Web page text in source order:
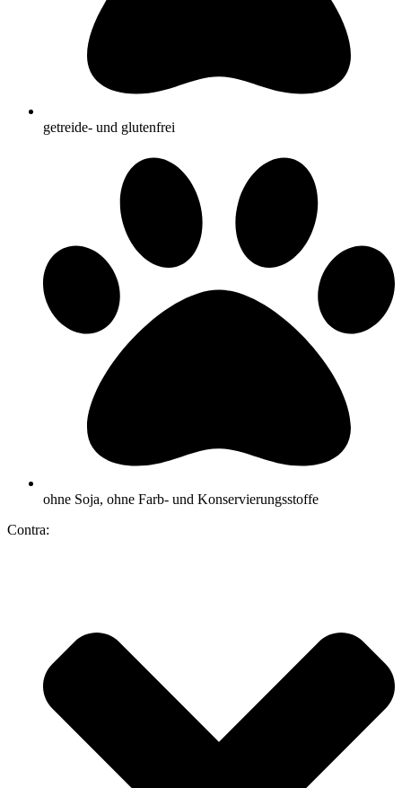
getreide- und glutenfrei
ohne Soja, ohne Farb- und Konservierungsstoffe
Contra: